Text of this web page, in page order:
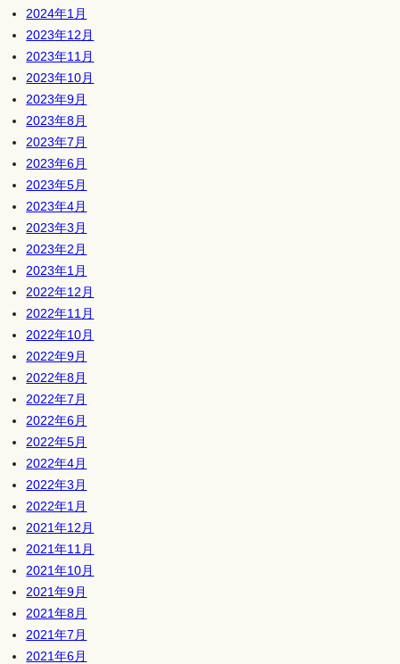
2024年1月
2023年12月
2023年11月
2023年10月
2023年9月
2023年8月
2023年7月
2023年6月
2023年5月
2023年4月
2023年3月
2023年2月
2023年1月
2022年12月
2022年11月
2022年10月
2022年9月
2022年8月
2022年7月
2022年6月
2022年5月
2022年4月
2022年3月
2022年1月
2021年12月
2021年11月
2021年10月
2021年9月
2021年8月
2021年7月
2021年6月